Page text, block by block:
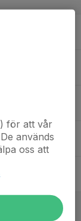
för att vår
används
oss att